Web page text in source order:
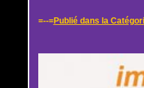
=--=Publié dans la